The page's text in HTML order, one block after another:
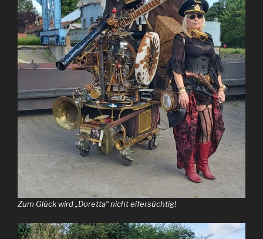
Zum Glück wird „Doretta“ nicht eifersüchtig!